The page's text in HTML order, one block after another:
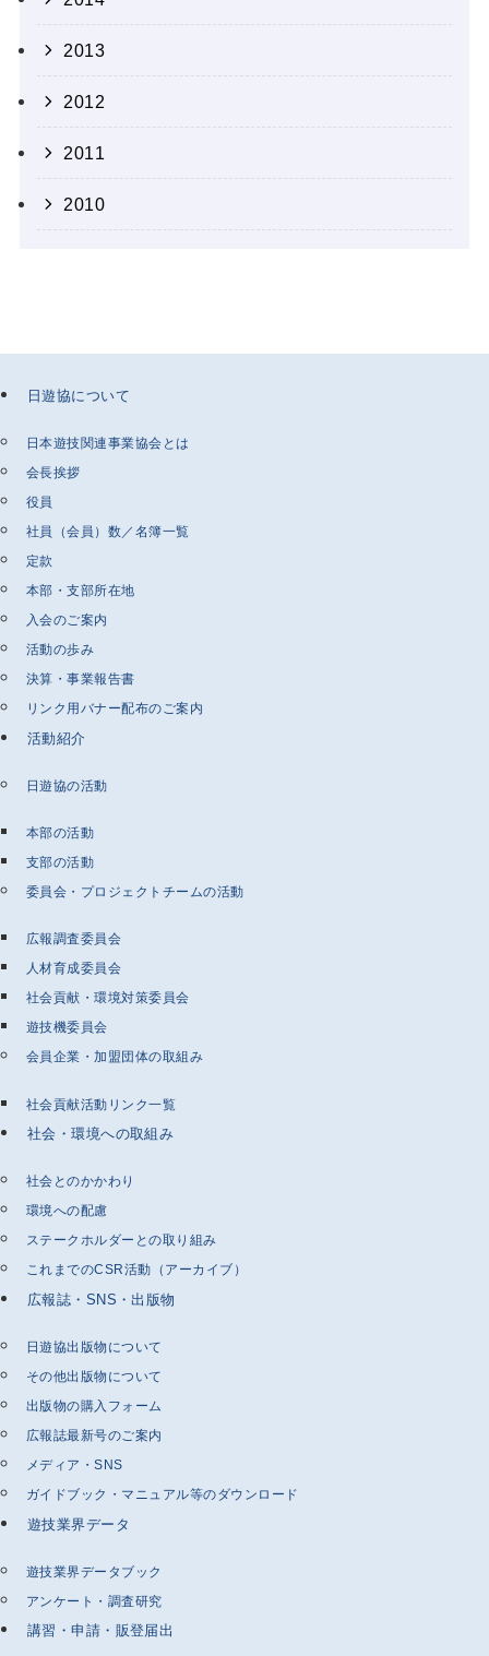
2013
2012
2011
2010
日遊協について
日本遊技関連事業協会とは
会長挨拶
役員
社員（会員）数／名簿一覧
定款
本部・支部所在地
入会のご案内
活動の歩み
決算・事業報告書
リンク用バナー配布のご案内
活動紹介
日遊協の活動
本部の活動
支部の活動
委員会・プロジェクトチームの活動
広報調査委員会
人材育成委員会
社会貢献・環境対策委員会
遊技機委員会
会員企業・加盟団体の取組み
社会貢献活動リンク一覧
社会・環境への取組み
社会とのかかわり
環境への配慮
ステークホルダーとの取り組み
これまでのCSR活動（アーカイブ）
広報誌・SNS・出版物
日遊協出版物について
その他出版物について
出版物の購入フォーム
広報誌最新号のご案内
メディア・SNS
ガイドブック・マニュアル等のダウンロード
遊技業界データ
遊技業界データブック
アンケート・調査研究
講習・申請・販登届出